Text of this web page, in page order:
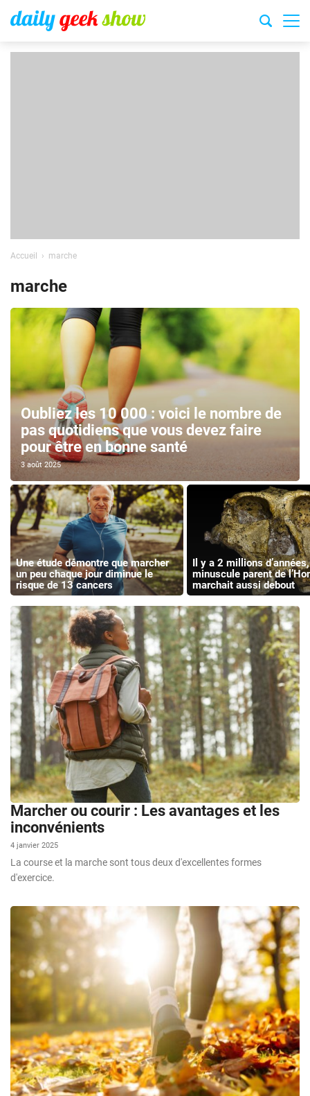
Accueil marche
marche
Oubliez les 10 000 : voici le nombre de
pas quotidiens que vous devez faire
pour être en bonne santé
3 août 2025
Une étude démontre que marcher
un peu chaque jour diminue le
risque de 13 cancers
Il y a 2 millions
minuscule parent de
marchait aussi debout
Marcher ou courir : Les avantages et les
inconvénients
4 janvier 2025
La course et la marche sont tous deux d'excellentes formes
d'exercice.